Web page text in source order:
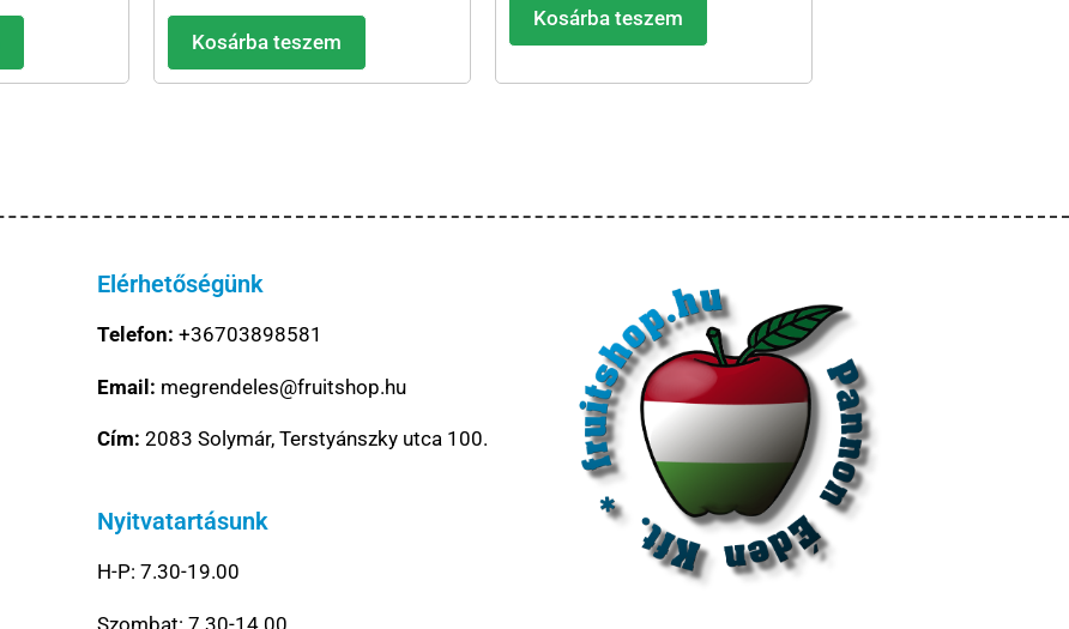
Kosárba teszem
Kosárba teszem
Elérhetőségünk
Telefon: +36703898581
Email: megrendeles@fruitshop.hu
Cím: 2083 Solymár, Terstyánszky utca 100.
Nyitvatartásunk
H-P: 7.30-19.00
Szombat: 7.30-14.00